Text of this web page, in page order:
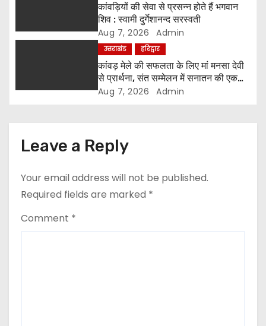
o
कांवड़ियों की सेवा से प्रसन्न होते हैं भगवान
शिव : स्वामी दुर्गेशानन्द सरस्वती
Aug 7, 2026 Admin
उत्तराखंड हरिद्वार
कांवड़ मेले की सफलता के लिए मां मनसा देवी
से प्रार्थना, संत सम्मेलन में सनातन की एकता
पर मंथन
Aug 7, 2026 Admin
Leave a Reply
Your email address will not be published.
Required fields are marked *
Comment *